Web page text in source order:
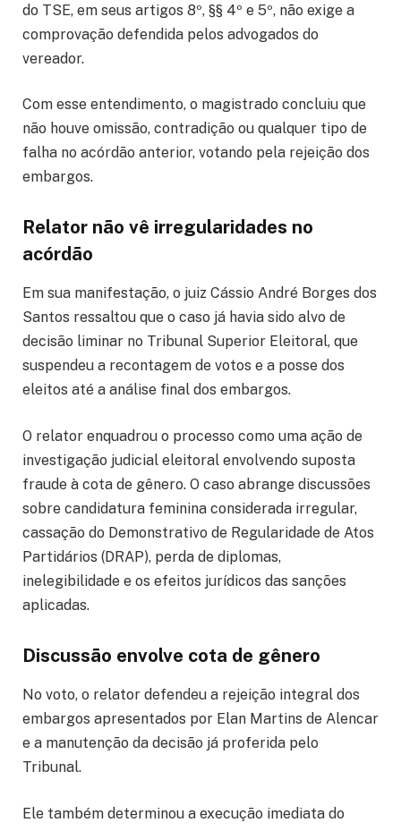
do TSE, em seus artigos 8º, §§ 4º e 5º, não exige a
comprovação defendida pelos advogados do
vereador.
Com esse entendimento, o magistrado concluiu que
não houve omissão, contradição ou qualquer tipo de
falha no acórdão anterior, votando pela rejeição dos
embargos.
Relator não vê irregularidades no
acórdão
Em sua manifestação, o juiz Cássio André Borges dos
Santos ressaltou que o caso já havia sido alvo de
decisão liminar no Tribunal Superior Eleitoral, que
suspendeu a recontagem de votos e a posse dos
eleitos até a análise final dos embargos.
O relator enquadrou o processo como uma ação de
investigação judicial eleitoral envolvendo suposta
fraude à cota de gênero. O caso abrange discussões
sobre candidatura feminina considerada irregular,
cassação do Demonstrativo de Regularidade de Atos
Partidários (DRAP), perda de diplomas,
inelegibilidade e os efeitos jurídicos das sanções
aplicadas.
Discussão envolve cota de gênero
No voto, o relator defendeu a rejeição integral dos
embargos apresentados por Elan Martins de Alencar
e a manutenção da decisão já proferida pelo
Tribunal.
Ele também determinou a execução imediata do